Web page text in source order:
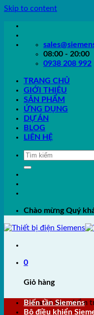
Skip to content
08:00 - 20:00
0938 208 992
TRANG CHỦ
GIỚI THIỆU
SẢN PHẨM
ỨNG DỤNG
DỰ ÁN
BLOG
LIÊN HỆ
Chào mừng Quý
0
Giỏ hàng
Chưa có sản phẩm
Biến tần Siemens
Bộ điều khiển